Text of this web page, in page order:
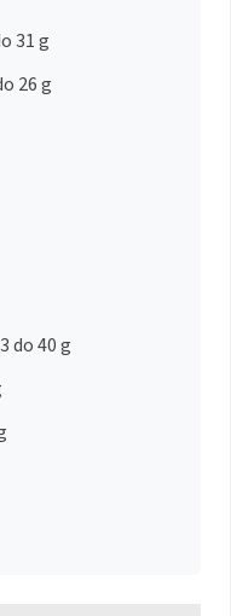
31 g
26 g
do 40 g